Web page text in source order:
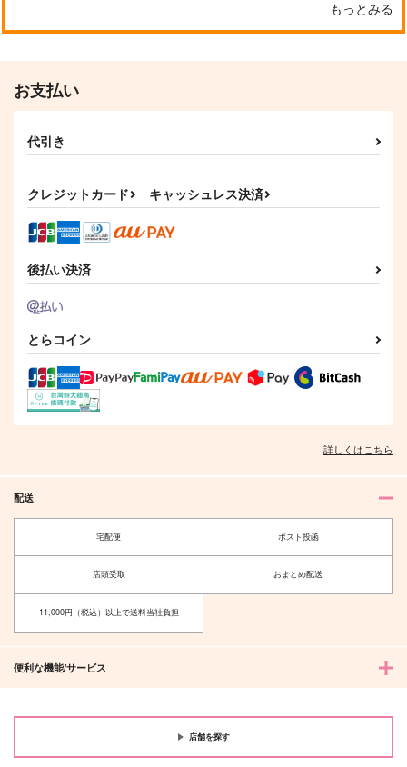
もっとみる
お支払い
代引き
クレジットカード キャッシュレス決済
後払い決済
とらコイン
詳しくはこちら
配送
宅配便 ポスト投函
店頭受取 おまとめ配送
11,000円（税込）以上で送料当社負担
便利な機能/サービス
店舗を探す